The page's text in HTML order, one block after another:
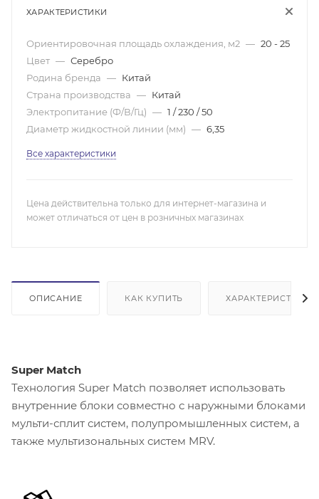
ХАРАКТЕРИСТИКИ
Ориентировочная площадь охлаждения, м2 — 20 - 25
Цвет — Серебро
Родина бренда — Китай
Страна производства — Китай
Электропитание (Ф/В/Гц) — 1 / 230 / 50
Диаметр жидкостной линии (мм) — 6,35
Все характеристики
Цена действительна только для интернет-магазина и
может отличаться от цен в розничных магазинах
ОПИСАНИЕ КАК КУПИТЬ ХАРАКТЕРИСТИКИ
Super Match
Технология Super Match позволяет использовать
внутренние блоки совместно с наружными блоками
мульти-сплит систем, полупромышленных систем, а
также мультизональных систем MRV.